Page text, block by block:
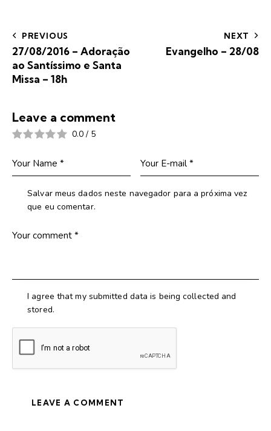
PREVIOUS
27/08/2016 – Adoração
ao Santíssimo e Santa
Missa – 18h
NEXT
Evangelho – 28/08
Leave a comment
0.0 / 5
Salvar meus dados neste navegador para a próxima vez
que eu comentar.
I agree that my submitted data is being collected and
stored.